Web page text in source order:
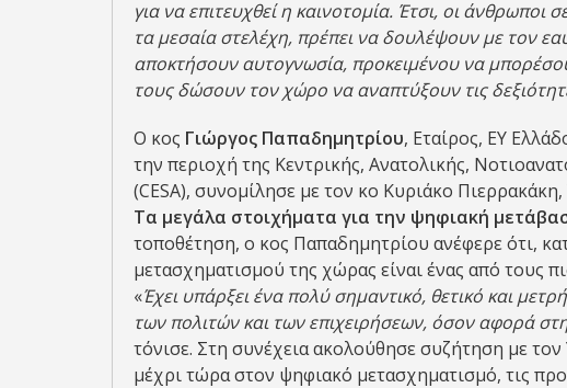
για να επιτευχθεί η καινοτομία. Έτσι, οι άνθρωποι
τα μεσαία στελέχη, πρέπει να δουλέψουν με τον
αποκτήσουν αυτογνωσία, προκειμένου να
τους δώσουν τον χώρο να αναπτύξουν τις
Ο κος Γιώργος Παπαδημητρίου, Εταίρος, EY
την περιοχή της Κεντρικής, Ανατολικής,
(CESA), συνομίλησε με τον κο Κυριάκο
Τα μεγάλα στοιχήματα για την ψηφιακή
τοποθέτηση, ο κος Παπαδημητρίου ανέφερε ότι,
μετασχηματισμού της χώρας είναι ένας από τους
«Έχει υπάρξει ένα πολύ σημαντικό, θετικό και
των πολιτών και των επιχειρήσεων, όσον αφορά
τόνισε. Στη συνέχεια ακολούθησε συζήτηση με
μέχρι τώρα στον ψηφιακό μετασχηματισμό, τις